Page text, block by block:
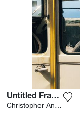
Untitled France 2017
Christopher Anderson